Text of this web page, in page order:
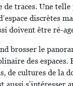
de traces. Une
discrètes
doivent être ré-
brosser le
des
de cultures de la